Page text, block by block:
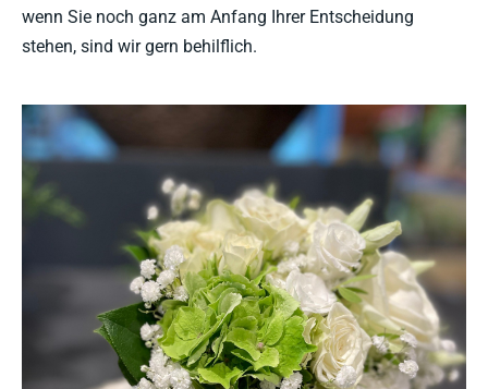
wenn Sie noch ganz am Anfang Ihrer Entscheidung
stehen, sind wir gern behilflich.